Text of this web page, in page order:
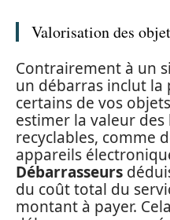
Valorisation des
Contrairement à un
un débarras inclut la
certains de vos
estimer la valeur
recyclables, comme
appareils
Débarrasseurs
du coût total du
montant à payer.